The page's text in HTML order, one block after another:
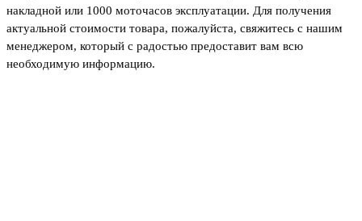
накладной или 1000 моточасов эксплуатации. Для получения
актуальной стоимости товара, пожалуйста, свяжитесь с нашим
менеджером, который с радостью предоставит вам всю
необходимую информацию.